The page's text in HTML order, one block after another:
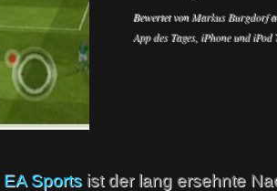
Bewertet vonMarkus Burgdorf
App des Tages, iPhone und iPod
EA Sports ist der lang ersehnte